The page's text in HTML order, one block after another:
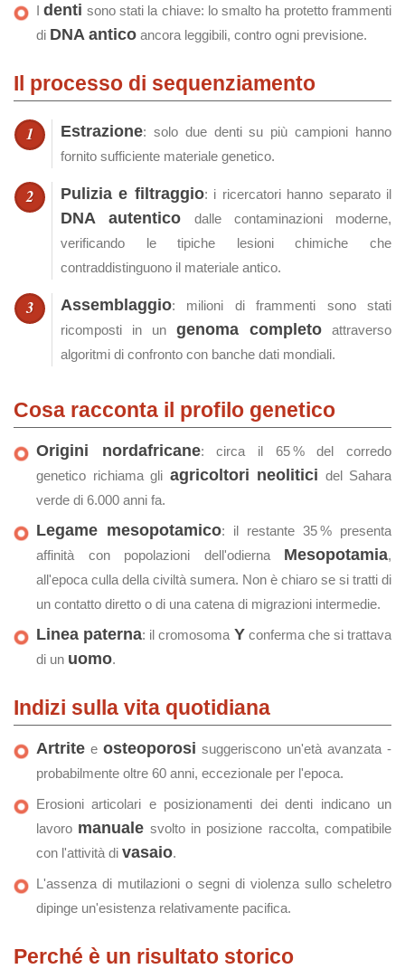
Identi sono stati la chiave: lo smalto ha protetto frammenti
di DNA antico ancora leggibili, contro ogni previsione.
Il processo di sequenziamento
Estrazione: solo due denti su più campioni hanno
fornito sufficiente materiale genetico.
Pulizia e filtraggio: i ricercatori hanno separato il
DNA autentico dalle contaminazioni moderne,
verificando le tipiche lesioni chimiche che
contraddistinguono il materiale antico.
Assemblaggio: milioni di frammenti sono stati
ricomposti in un genoma completo attraverso
algoritmi di confronto con banche dati mondiali.
Cosa racconta il profilo genetico
Origini nordafricane: circa il 65 % del corredo
genetico richiama gli agricoltori neolitici del Sahara
verde di 6.000 anni fa.
Legame mesopotamico: il restante 35 % presenta
affinità con popolazioni dell'odierna Mesopotamia,
all'epoca culla della civiltà sumera. Non è chiaro se si tratti di
un contatto diretto o di una catena di migrazioni intermedie.
Linea paterna: il cromosoma Yconferma che si trattava
di un uomo.
Indizi sulla vita quotidiana
Artrite e osteoporosi suggeriscono un'età avanzata -
probabilmente oltre 60 anni, eccezionale per l'epoca.
Erosioni articolari e posizionamenti dei denti indicano un
lavoro manuale svolto in posizione raccolta, compatibile
con l'attività di vasaio.
L'assenza di mutilazioni o segni di violenza sullo scheletro
dipinge un'esistenza relativamente pacifica.
Perché è un risultato storico